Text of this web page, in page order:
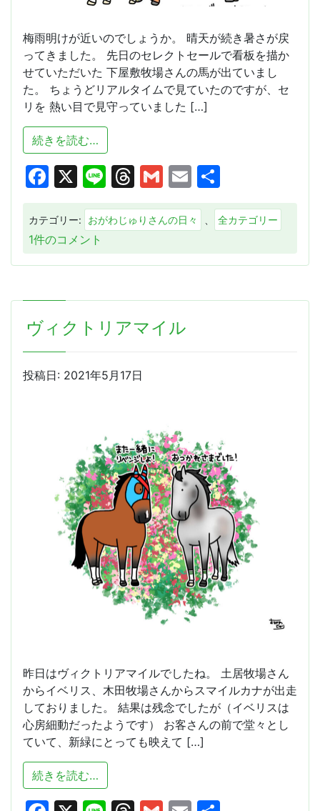
梅雨明けが近いのでしょうか。 晴天が続き暑さが戻
ってきました。 先日のセレクトセールで看板を描か
せていただいた 下屋敷牧場さんの馬が出ていまし
た。 ちょうどリアルタイムで見ていたのですが、セ
リを 熱い目で見守っていました […]
続きを読む…
Facebook
X LineThreads
Gmail
Email
カテゴリー: おがわじゅりさんの日々 全カテゴリー
暑
き
ま
た
1件のコメント
ヴィクトリアマイル
投稿日: 2021年5月17日
昨日はヴィクトリアマイルでしたね。 土居牧場さん
からイベリス、木田牧場さんからスマイルカナが出走
しておりました。 結果は残念でしたが（イベリスは
心房細動だったようです） お客さんの前で堂々とし
ていて、新緑にとっても映えて […]
続きを読む…